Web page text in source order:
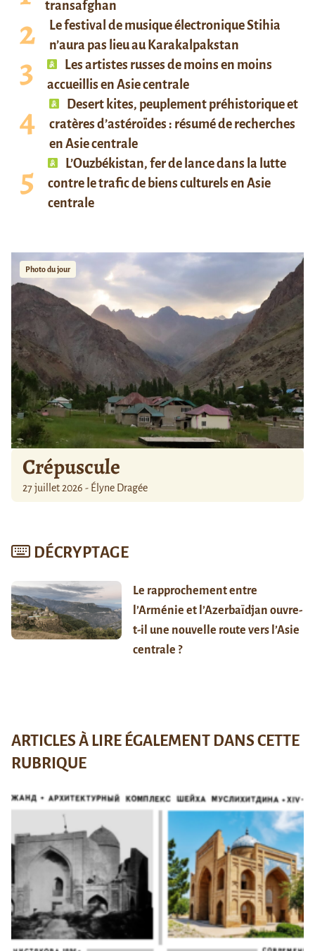
transafghan
Le festival de musique électronique Stihia
n’aura pas lieu au Karakalpakstan
Les artistes russes de moins en moins
accueillis en Asie centrale
Desert kites, peuplement préhistorique et
cratères d’astéroïdes : résumé de recherches
en Asie centrale
L’Ouzbékistan, fer de lance dans la lutte
contre le trafic de biens culturels en Asie
centrale
Photo du jour
Crépuscule
27 juillet 2026 - Élyne Dragée
DÉCRYPTAGE
Le rapprochement entre
l’Arménie et l’Azerbaïdjan ouvre-
t-il une nouvelle route vers l’Asie
centrale ?
ARTICLES À LIRE ÉGALEMENT DANS CETTE
RUBRIQUE